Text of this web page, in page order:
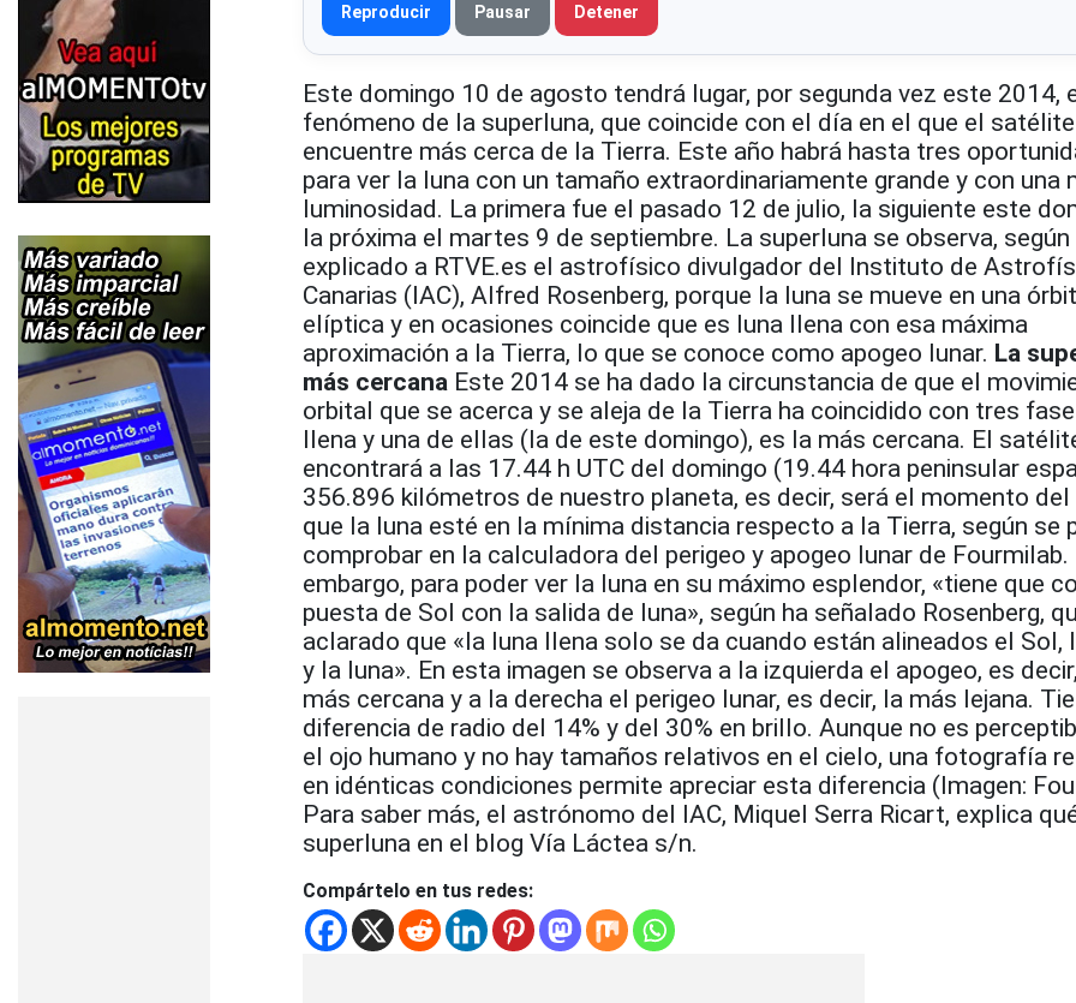
Reproducir Pausar Detener
Este domingo 10 de agosto tendrá lugar, por segunda vez este 2014,
fenómeno de la superluna, que coincide con el día en el que el
encuentre más cerca de la Tierra. Este año habrá hasta tres
para ver la luna con un tamaño extraordinariamente grande y con una
luminosidad. La primera fue el pasado 12 de julio, la siguiente este
la próxima el martes 9 de septiembre. La superluna se observa, según
explicado a RTVE.es el astrofísico divulgador del Instituto de
Canarias (IAC), Alfred Rosenberg, porque la luna se mueve en una
elíptica y en ocasiones coincide que es luna llena con esa máxima
aproximación a la Tierra, lo que se conoce como apogeo lunar. La
más cercana Este 2014 se ha dado la circunstancia de que el
orbital que se acerca y se aleja de la Tierra ha coincidido con tres
llena y una de ellas (la de este domingo), es la más cercana. El
encontrará a las 17.44 h UTC del domingo (19.44 hora peninsular
356.896 kilómetros de nuestro planeta, es decir, será el momento del
que la luna esté en la mínima distancia respecto a la Tierra, según se
comprobar en la calculadora del perigeo y apogeo lunar de Fourmilab.
embargo, para poder ver la luna en su máximo esplendor, «tiene que
puesta de Sol con la salida de luna», según ha señalado Rosenberg,
aclarado que «la luna llena solo se da cuando están alineados el Sol,
y la luna». En esta imagen se observa a la izquierda el apogeo, es
más cercana y a la derecha el perigeo lunar, es decir, la más lejana.
diferencia de radio del 14% y del 30% en brillo. Aunque no es
el ojo humano y no hay tamaños relativos en el cielo, una fotografía
en idénticas condiciones permite apreciar esta diferencia (Imagen:
Para saber más, el astrónomo del IAC, Miquel Serra Ricart, explica
superluna en el blog Vía Láctea s/n.
Compártelo en tus redes: